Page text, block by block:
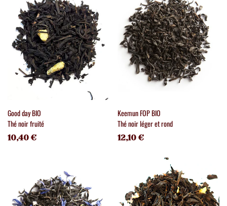
Good day BIO
Thé noir fruité
10,40 €
Keemun FOP BIO
Thé noir léger et rond
12,10 €